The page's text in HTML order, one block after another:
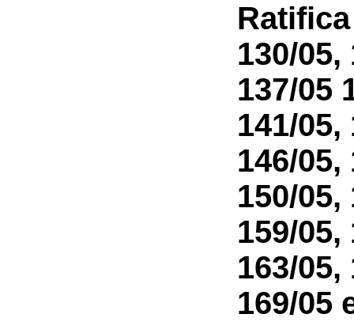
130/05,
137/05
141/05,
146/05,
150/05,
159/05,
163/05,
169/05